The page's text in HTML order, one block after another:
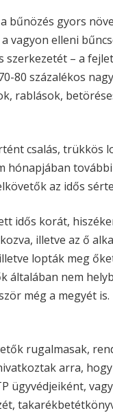
bűnözés gyors
vagyon elleni
szerkezetét – a
80 százalékos
rablások,
csalás, trükkös
hónapjában
az idős
idős korát,
illetve az ő
lopták meg
általában nem
még a megyét
rugalmasak,
arra,
ügyvédjeiként,